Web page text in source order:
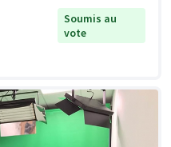
Soumis au
vote